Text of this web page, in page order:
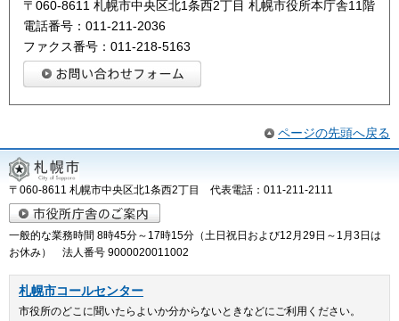
〒060-8611 札幌市中央区北1条西2丁目 札幌市役所本庁舎11階
電話番号：011-211-2036
ファクス番号：011-218-5163
ページの先頭へ戻る
〒060-8611 札幌市中央区北1条西2丁目 代表電話：011-211-2111
一般的な業務時間 8時45分～17時15分（土日祝日および12月29日～1月3日は
お休み） 法人番号 9000020011002
札幌市コールセンター
市役所のどこに聞いたらよいか分からないときなどにご利用ください。